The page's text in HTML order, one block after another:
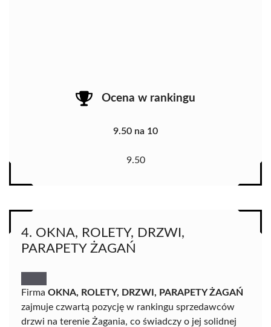
Ocena w rankingu
9.50 na 10
9.50
4. OKNA, ROLETY, DRZWI,
PARAPETY ŻAGAŃ
Firma OKNA, ROLETY, DRZWI, PARAPETY ŻAGAŃ
zajmuje czwartą pozycję w rankingu sprzedawców
drzwi na terenie Żagania, co świadczy o jej solidnej